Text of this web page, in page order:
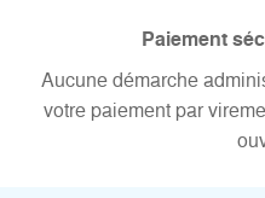
Paiement
Aucune démarche
votre paiement par